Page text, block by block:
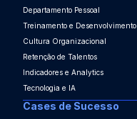
Departamento Pessoal
Treinamento e Desenvolvimento
Cultura Organizacional
Retenção de Talentos
Indicadores e Analytics
Tecnologia e IA
Cases de Sucesso